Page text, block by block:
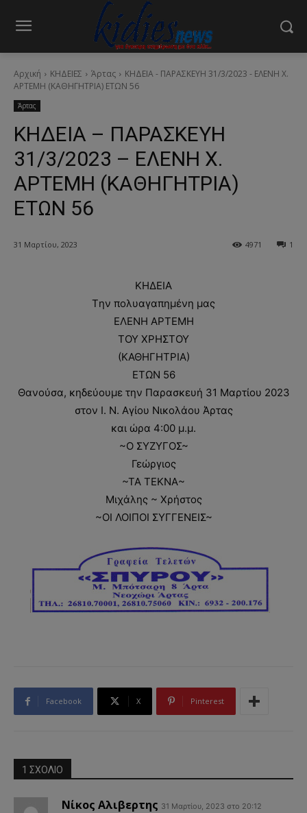
Αρχική ΚΗΔΕΙΕΣ Άρτας
ΚΗΔΕΙΑ - ΠΑΡΑΣΚΕΥΗ 31/3/2023 - ΕΛΕΝΗ Χ.
ΑΡΤΕΜΗ (ΚΑΘΗΓΗΤΡΙΑ) ΕΤΩΝ 56
Άρτας
ΚΗΔΕΙΑ – ΠΑΡΑΣΚΕΥΗ
31/3/2023 – ΕΛΕΝΗ Χ.
ΑΡΤΕΜΗ (ΚΑΘΗΓΗΤΡΙΑ)
ΕΤΩΝ 56
31 Μαρτίου, 2023 1
4971
ΚΗΔΕΙΑ
Tην πολυαγαπημένη μας
ΕΛΕΝΗ ΑΡΤΕΜΗ
ΤΟΥ ΧΡΗΣΤΟΥ
(ΚΑΘΗΓΗΤΡΙΑ)
ΕΤΩΝ 56
Θανούσα, κηδεύουμε την Παρασκευή 31 Μαρτίου 2023
στον Ι. Ν. Αγίου Νικολάου Άρτας
και ώρα 4:00 μ.μ.
~Ο ΣΥΖΥΓΟΣ~
Γεώργιος
~ΤΑ ΤΕΚΝΑ~
Μιχάλης ~ Χρήστος
~ΟΙ ΛΟΙΠΟΙ ΣΥΓΓΕΝΕΙΣ~
Facebook X Pinterest
1 ΣΧΟΛΙΟ
Νίκος Αλιβερτης 31 Μαρτίου, 2023 στο 20:12